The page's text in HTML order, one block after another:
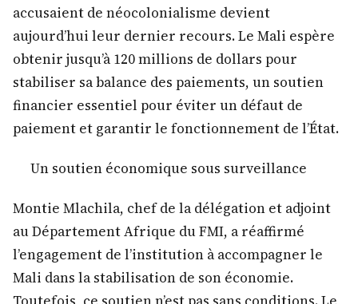
accusaient de néocolonialisme devient
aujourd’hui leur dernier recours. Le Mali espère
obtenir jusqu’à 120 millions de dollars pour
stabiliser sa balance des paiements, un soutien
financier essentiel pour éviter un défaut de
paiement et garantir le fonctionnement de l’État.
Un soutien économique sous surveillance
Montie Mlachila, chef de la délégation et adjoint
au Département Afrique du FMI, a réaffirmé
l’engagement de l’institution à accompagner le
Mali dans la stabilisation de son économie.